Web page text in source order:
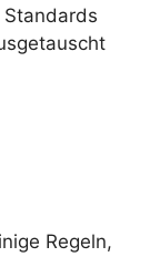
Regeln,